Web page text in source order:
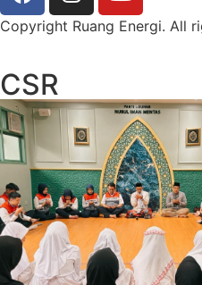
Copyright Ruang Energi. All
CSR